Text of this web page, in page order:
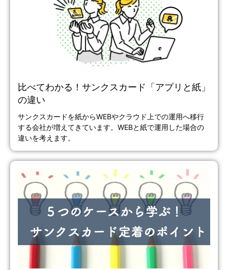
比べてわかる！サンクスカード「アプリと紙」
の違い
サンクスカードを紙からWEBやクラウド上での運用へ移行
する会社が増えてきています。WEBと紙で運用した場合の
違いを考えます。